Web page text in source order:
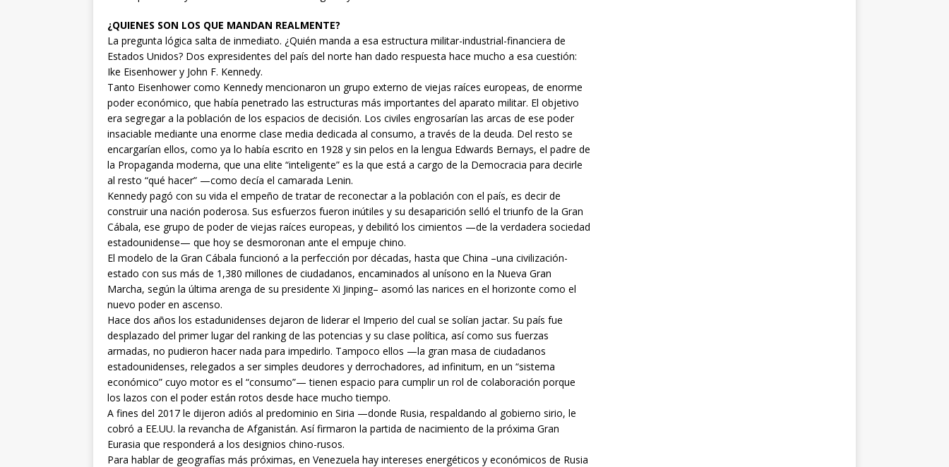
¿QUIENES SON LOS QUE MANDAN REALMENTE?
La pregunta lógica salta de inmediato. ¿Quién manda a esa estructura militar-industrial-financiera de
Estados Unidos? Dos expresidentes del país del norte han dado respuesta hace mucho a esa cuestión:
Ike Eisenhower y John F. Kennedy.
Tanto Eisenhower como Kennedy mencionaron un grupo externo de viejas raíces europeas, de enorme
poder económico, que había penetrado las estructuras más importantes del aparato militar. El objetivo
era segregar a la población de los espacios de decisión. Los civiles engrosarían las arcas de ese poder
insaciable mediante una enorme clase media dedicada al consumo, a través de la deuda. Del resto se
encargarían ellos, como ya lo había escrito en 1928 y sin pelos en la lengua Edwards Bernays, el padre de
la Propaganda moderna, que una elite “inteligente” es la que está a cargo de la Democracia para decirle
al resto “qué hacer” —como decía el camarada Lenin.
Kennedy pagó con su vida el empeño de tratar de reconectar a la población con el país, es decir de
construir una nación poderosa. Sus esfuerzos fueron inútiles y su desaparición selló el triunfo de la Gran
Cábala, ese grupo de poder de viejas raíces europeas, y debilitó los cimientos —de la verdadera sociedad
estadounidense— que hoy se desmoronan ante el empuje chino.
El modelo de la Gran Cábala funcionó a la perfección por décadas, hasta que China –una civilización-
estado con sus más de 1,380 millones de ciudadanos, encaminados al unísono en la Nueva Gran
Marcha, según la última arenga de su presidente Xi Jinping– asomó las narices en el horizonte como el
nuevo poder en ascenso.
Hace dos años los estadunidenses dejaron de liderar el Imperio del cual se solían jactar. Su país fue
desplazado del primer lugar del ranking de las potencias y su clase política, así como sus fuerzas
armadas, no pudieron hacer nada para impedirlo. Tampoco ellos —la gran masa de ciudadanos
estadounidenses, relegados a ser simples deudores y derrochadores, ad infinitum, en un “sistema
económico” cuyo motor es el “consumo”— tienen espacio para cumplir un rol de colaboración porque
los lazos con el poder están rotos desde hace mucho tiempo.
A fines del 2017 le dijeron adiós al predominio en Siria —donde Rusia, respaldando al gobierno sirio, le
cobró a EE.UU. la revancha de Afganistán. Así firmaron la partida de nacimiento de la próxima Gran
Eurasia que responderá a los designios chino-rusos.
Para hablar de geografías más próximas, en Venezuela hay intereses energéticos y económicos de Rusia